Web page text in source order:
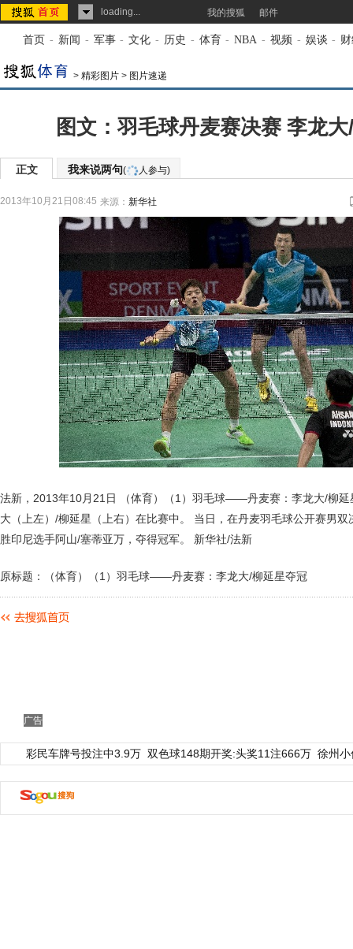
loading... 我的搜狐 邮件
首页 - 新闻 - 军事 - 文化 - 历史 - 体育 - NBA - 视频 - 娱谈 -
> 精彩图片 > 图片速递
图文：羽毛球丹麦赛决赛 李龙
正文 我来说两句( 人参与)
2013年10月21日08:45 来源： 新华社
法新，2013年10月21日 （体育）（1）羽毛球——丹麦赛：李龙大/柳延
大（上左）/柳延星（上右）在比赛中。 当日，在丹麦羽毛球公开赛男
胜印尼选手阿山/塞蒂亚万，夺得冠军。 新华社/法新
原标题：（体育）（1）羽毛球——丹麦赛：李龙大/柳延星夺冠
广告
彩民车牌号投注中3.9万 双色球148期开奖:头奖11注666万 徐州